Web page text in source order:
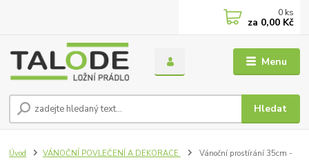
Menu
Hledat
0 ks
za 0,00 Kč
Úvod VÁNOČNÍ POVLEČENÍ A DEKORACE Vánoční prostírání 35cm -